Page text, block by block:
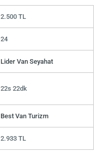
2.500 TL
24
Lider Van Seyahat
22s 22dk
Best Van Turizm
2.933 TL